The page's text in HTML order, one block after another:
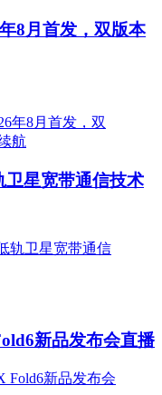
8月首发，双版本
卫星宽带通信技术
新品发布会直播